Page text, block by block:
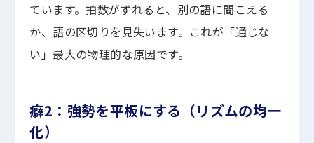
ています。拍数がずれると、別の語に聞こえる
か、語の区切りを見失います。これが「通じな
い」最大の物理的な原因です。
癖2：強勢を平板にする（リズムの均一
化）